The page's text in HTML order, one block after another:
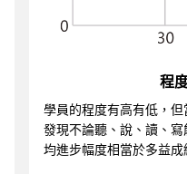
程
學員的程度有高有低，
發現不論聽、說、讀、
均進步幅度相當於多益成